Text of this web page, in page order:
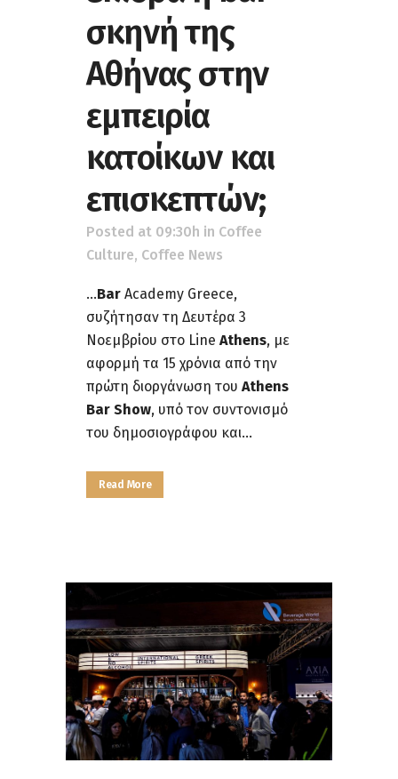
σκηνή της
Αθήνας στην
εμπειρία
κατοίκων και
επισκεπτών;
Posted at 09:30h in Coffee
Culture, Coffee News
...Bar Academy Greece,
συζήτησαν τη Δευτέρα 3
Νοεμβρίου στο Line Athens, με
αφορμή τα 15 χρόνια από την
πρώτη διοργάνωση του Athens
Bar Show, υπό τον συντονισμό
του δημοσιογράφου και...
Read More